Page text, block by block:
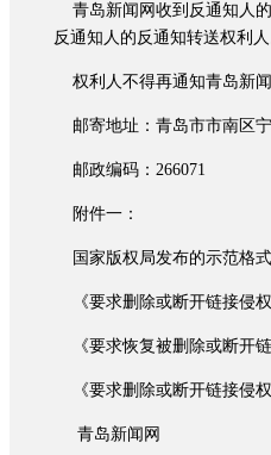
青岛新闻网收到反通知人
反通知人的反通知转送权利
权利人不得再通知青岛新
邮寄地址：青岛市市南区
邮政编码：266071
附件一：
国家版权局发布的示范格式
《要求删除或断开链接侵权
《要求恢复被删除或断开链
《要求删除或断开链接侵
青岛新闻网